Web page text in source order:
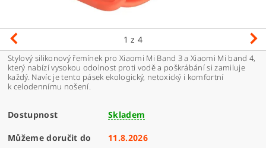
1 z 4
Stylový silikonový řemínek pro Xiaomi Mi Band 3 a Xiaomi Mi band 4,
který nabízí vysokou odolnost proti vodě a poškrábání si zamiluje
každý. Navíc je tento pásek ekologický, netoxický i komfortní
k celodennímu nošení.
Dostupnost Skladem
Můžeme doručit do 11.8.2026